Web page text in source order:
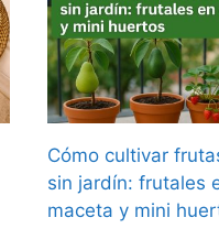
Cómo cultivar
sin jardín: frutales
maceta y mini